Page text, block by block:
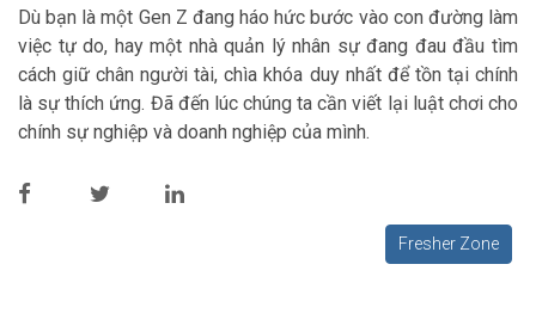
Dù bạn là một Gen Z đang háo hức bước vào con đường làm
việc tự do, hay một nhà quản lý nhân sự đang đau đầu tìm
cách giữ chân người tài, chìa khóa duy nhất để tồn tại chính
là sự thích ứng. Đã đến lúc chúng ta cần viết lại luật chơi cho
chính sự nghiệp và doanh nghiệp của mình.
Fresher Zone